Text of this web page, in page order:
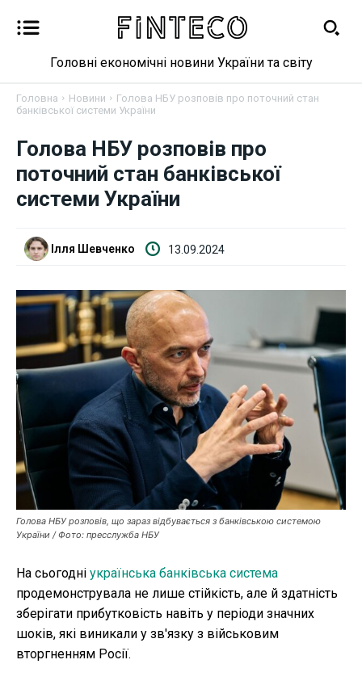
Новини
Бізнес
Криптовалюта
Робота і освіта
Публікації
ФОП
Курс валют
Ми в соц. мережах
Головні економічні новини України та світу
Головна Новини
Голова НБУ розповів про поточний стан
банківської системи України
Голова НБУ розповів про
поточний стан банківської
системи України
Ілля Шевченко 13.09.2024
Голова НБУ розповів, що зараз відбувається з банківською системою
України / Фото: пресслужба НБУ
На сьогодні українська банківська система
продемонструвала не лише стійкість, але й здатність
зберігати прибутковість навіть у періоди значних
шоків, які виникали у зв'язку з військовим
вторгненням Росії.